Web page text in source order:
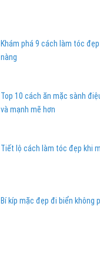
Khám phá 9 cách làm tóc
nàng
Top 10 cách ăn mặc sành
và mạnh mẽ hơn
Tiết lộ cách làm tóc đẹp khi
Bí kíp mặc đẹp đi biển không